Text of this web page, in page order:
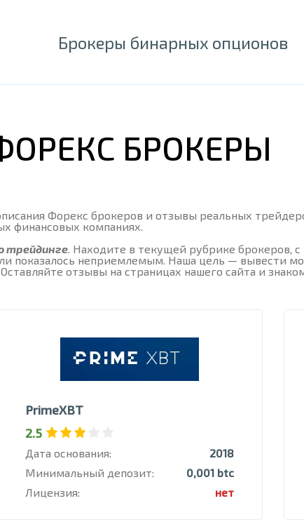
Брокеры бинарных опционов
БРОКЕРЫ
Форекс брокеров и отзывы реальных
финансовых компаниях.
трейдинге. Находите в текущей рубрике брокеров,
показалось неприемлемым. Наша цель — вывести
отзывы на страницах нашего сайта и
PrimeXBT
2.5
Дата основания:
2018
Минимальный депозит:
0,001 btc
Лицензия:
нет